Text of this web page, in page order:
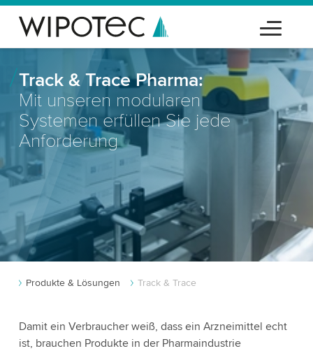
Track & Trace Pharma:
Mit unseren modularen
Systemen erfüllen Sie jede
Anforderung
Produkte & Lösungen Track & Trace
Damit ein Verbraucher weiß, dass ein Arzneimittel echt
ist, brauchen Produkte in der Pharmaindustrie